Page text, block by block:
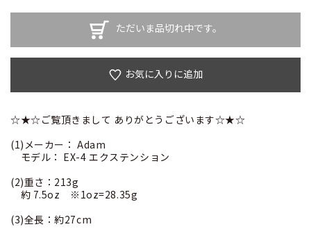
ただいま品切れ中です。
お気に入りに追加
☆★☆ご覧頂きまして ありがとうございます☆★☆
(1)メーカー： Adam
モデル： EX-4 エクステンション
(2)重さ：213g
約 7.5oz ※1oz=28.35g
(3)全長：約27cm